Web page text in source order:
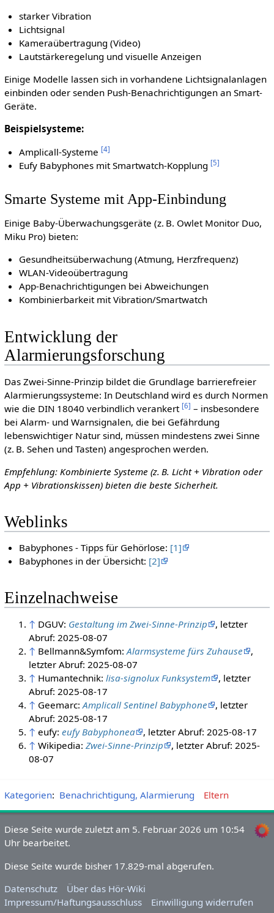
starker Vibration
Lichtsignal
Kameraübertragung (Video)
Lautstärkeregelung und visuelle Anzeigen
Einige Modelle lassen sich in vorhandene Lichtsignalanlagen
einbinden oder senden Push-Benachrichtigungen an Smart-
Geräte.
Beispielsysteme:
Amplicall-Systeme [4]
Eufy Babyphones mit Smartwatch-Kopplung [5]
Smarte Systeme mit App-Einbindung
Einige Baby-Überwachungsgeräte (z. B. Owlet Monitor Duo,
Miku Pro) bieten:
Gesundheitsüberwachung (Atmung, Herzfrequenz)
WLAN-Videoübertragung
App-Benachrichtigungen bei Abweichungen
Kombinierbarkeit mit Vibration/Smartwatch
Entwicklung der
Alarmierungsforschung
Das Zwei‑Sinne‑Prinzip bildet die Grundlage barrierefreier
Alarmierungssysteme: In Deutschland wird es durch Normen
wie die DIN 18040 verbindlich verankert [6] – insbesondere
bei Alarm- und Warnsignalen, die bei Gefährdung
lebenswichtiger Natur sind, müssen mindestens zwei Sinne
(z. B. Sehen und Tasten) angesprochen werden.
Empfehlung: Kombinierte Systeme (z. B. Licht + Vibration oder
App + Vibrationskissen) bieten die beste Sicherheit.
Weblinks
Babyphones - Tipps für Gehörlose: [1]
Babyphones in der Übersicht: [2]
Einzelnachweise
↑ DGUV: Gestaltung im Zwei-Sinne-Prinzip
, letzter
Abruf: 2025-08-07
↑ Bellmann&Symfom:Alarmsysteme fürs Zuhause
,
letzter Abruf: 2025-08-07
↑ Humantechnik: lisa-signolux Funksystem
, letzter
Abruf: 2025-08-17
↑ Geemarc:Amplicall Sentinel Babyphone
, letzter
Abruf: 2025-08-17
↑ eufy: eufy Babyphonea
, letzter Abruf: 2025-08-17
↑ Wikipedia: Zwei-Sinne-Prinzip
, letzter Abruf: 2025-
08-07
Kategorien: Benachrichtigung, Alarmierung Eltern
Diese Seite wurde zuletzt am 5. Februar 2026 um 10:54
Uhr bearbeitet.
Diese Seite wurde bisher 17.829-mal abgerufen.
Datenschutz
Über das Hör-Wiki
Impressum/Haftungsausschluss
Einwilligung widerrufen